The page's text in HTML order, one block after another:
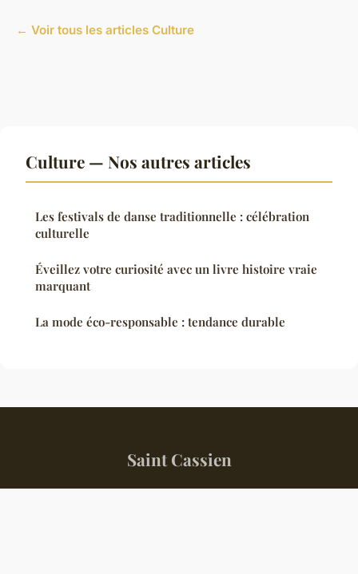
← Voir tous les articles Culture
Culture — Nos autres articles
Les festivals de danse traditionnelle : célébration
culturelle
Éveillez votre curiosité avec un livre histoire vraie
marquant
La mode éco-responsable : tendance durable
Saint Cassien